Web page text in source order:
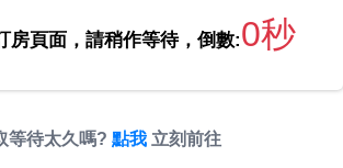
房頁面，請稍作等待，倒數:0秒
等待太久嗎? 點我 立刻前往